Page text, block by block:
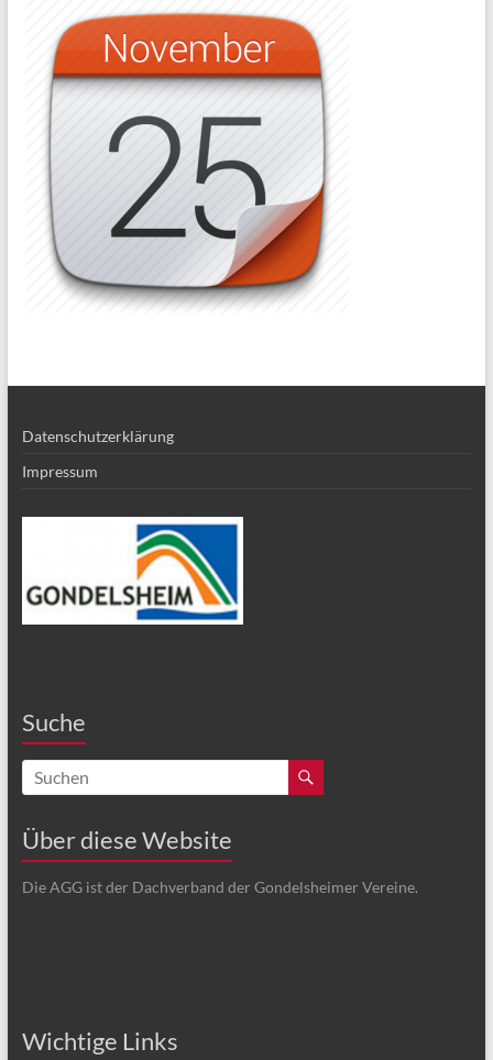
Datenschutzerklärung
Impressum
Suche
Über diese Website
Die AGG ist der Dachverband der Gondelsheimer Vereine.
Wichtige Links